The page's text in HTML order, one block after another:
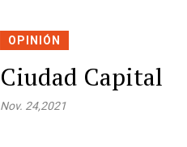
OPINIÓN
Ciudad Capital
Nov. 24,2021